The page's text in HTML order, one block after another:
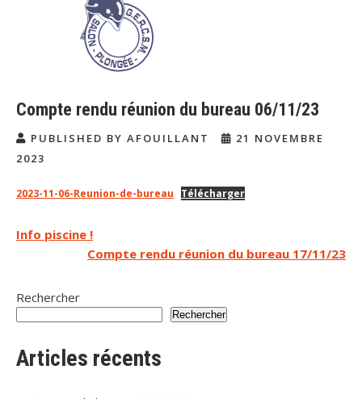
Compte rendu réunion du bureau 06/11/23
PUBLISHED BY AFOUILLANT
21 NOVEMBRE
2023
2023-11-06-Reunion-de-bureau Télécharger
Navigation
Info piscine !
Compte rendu réunion du bureau 17/11/23
Rechercher
Rechercher
Articles récents